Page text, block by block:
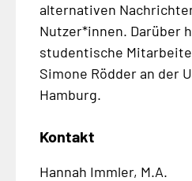
alternativen
Nutzer*innen. Darüber
studentische
Simone Rödder an der
Hamburg.
Kontakt
Hannah Immler, M.A.